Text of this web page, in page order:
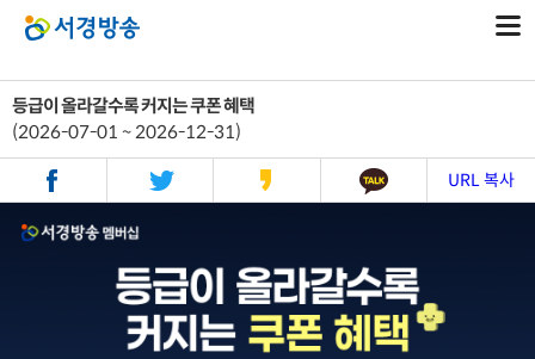
등급이 올라갈수록 커지는 쿠폰 혜택
(2026-07-01 ~ 2026-12-31)
URL 복사